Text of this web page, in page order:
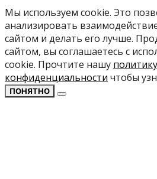
Мы используем cookie. Это
анализировать
сайтом и делать его лучше.
сайтом, вы соглашаетесь с
cookie. Прочтите нашу политику
конфиденциальности чтобы
ПОНЯТНО